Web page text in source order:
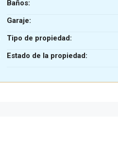
Baños:
Garaje:
Tipo de propiedad:
Estado de la propiedad: